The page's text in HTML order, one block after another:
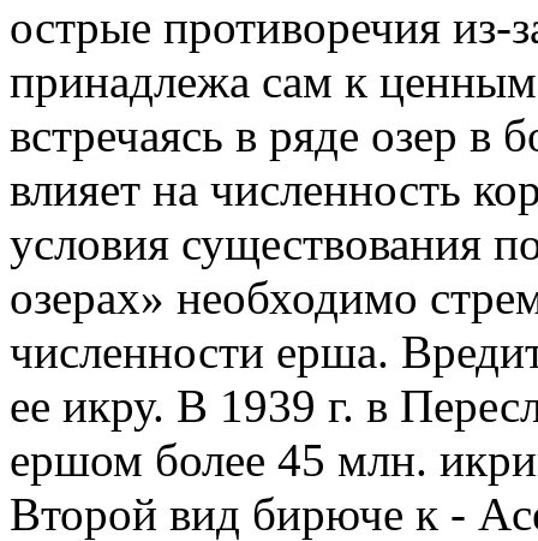
острые противоречия
принадлежа сам к
встречаясь в ряде озер в
влияет на численность
условия существования
озерах» необходимо
численности ерша.
ее икру. В 1939 г. в
ершом более 45 млн.
Второй вид бирюче к -